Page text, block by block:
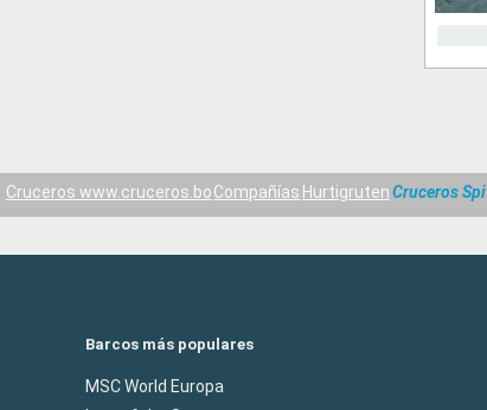
Cruceros www.cruceros.boCompañías HurtigrutenCruceros
Barcos más populares
MSC World Europa